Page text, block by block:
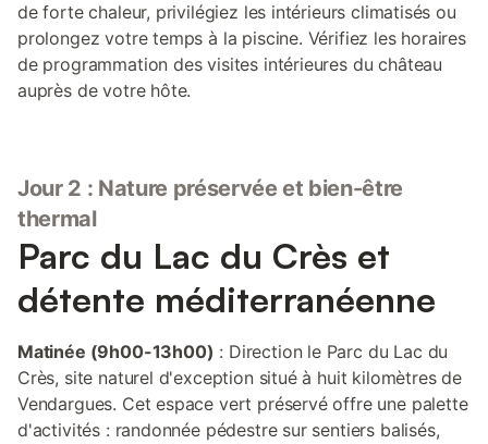
de forte chaleur, privilégiez les intérieurs climatisés ou
prolongez votre temps à la piscine. Vérifiez les horaires
de programmation des visites intérieures du château
auprès de votre hôte.
Jour 2 : Nature préservée et bien-être
thermal
Parc du Lac du Crès et
détente méditerranéenne
Matinée (9h00-13h00) : Direction le Parc du Lac du
Crès, site naturel d'exception situé à huit kilomètres de
Vendargues. Cet espace vert préservé offre une palette
d'activités : randonnée pédestre sur sentiers balisés,